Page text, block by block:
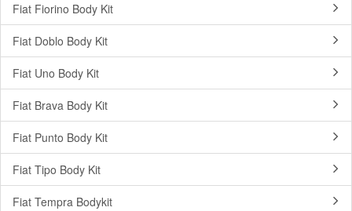
Fiat Fiorino Body Kit
Fiat Doblo Body Kit
Fiat Uno Body Kit
Fiat Brava Body Kit
Fiat Punto Body Kit
Fiat Tipo Body Kit
Fiat Tempra Bodykit